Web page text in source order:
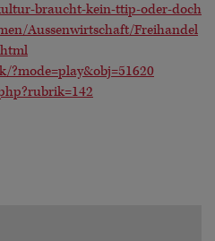
braucht-kein-ttip-oder-doch
Aussenwirtschaft/Freihandel
?mode=play&obj=51620